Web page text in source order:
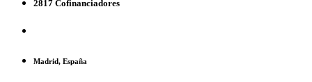
2817 Cofinanciadores
Madrid, España